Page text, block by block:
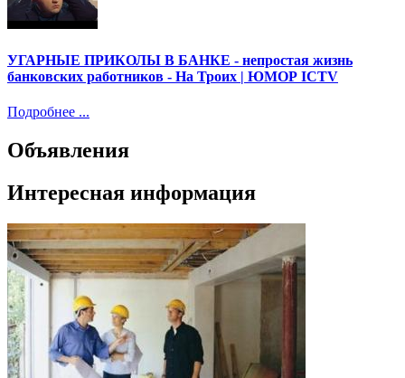
УГАРНЫЕ ПРИКОЛЫ В БАНКЕ - непростая жизнь
банковских работников - На Троих | ЮМОР ICTV
Подробнее ...
Объявления
Интересная информация